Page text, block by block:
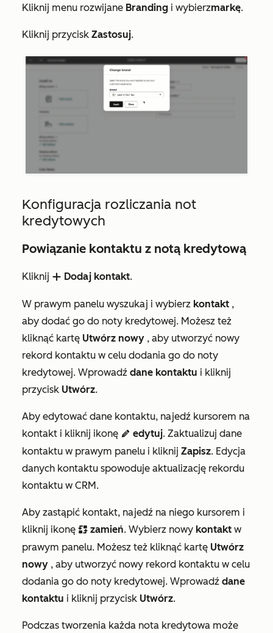
Kliknij menu rozwijane Branding i wybierzmarkę.
Kliknij przycisk Zastosuj.
Konfiguracja rozliczania not
kredytowych
Powiązanie kontaktu z notą kredytową
Kliknij add Dodaj kontakt.
W prawym panelu wyszukaj i wybierz kontakt ,
aby dodać go do noty kredytowej. Możesz też
kliknąć kartę Utwórz nowy , aby utworzyć nowy
rekord kontaktu w celu dodania go do noty
kredytowej. Wprowadź dane kontaktu i kliknij
przycisk Utwórz.
Aby edytować dane kontaktu, najedź kursorem na
kontakt i kliknij ikonę edit edytuj. Zaktualizuj dane
kontaktu w prawym panelu i kliknij Zapisz. Edycja
danych kontaktu spowoduje aktualizację rekordu
kontaktu w CRM.
Aby zastąpić kontakt, najedź na niego kursorem i
kliknij ikonę replace zamień. Wybierz nowy kontakt w
prawym panelu. Możesz też kliknąć kartę Utwórz
nowy , aby utworzyć nowy rekord kontaktu w celu
dodania go do noty kredytowej. Wprowadź dane
kontaktu i kliknij przycisk Utwórz.
Podczas tworzenia każda nota kredytowa może